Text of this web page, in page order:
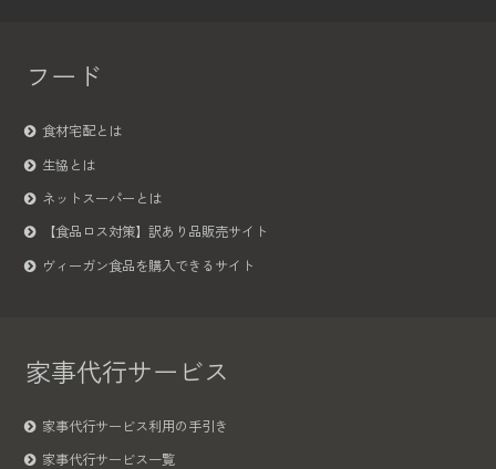
フード
食材宅配とは
生協とは
ネットスーパーとは
【食品ロス対策】訳あり品販売サイト
ヴィーガン食品を購入できるサイト
家事代行サービス
家事代行サービス利用の手引き
家事代行サービス一覧